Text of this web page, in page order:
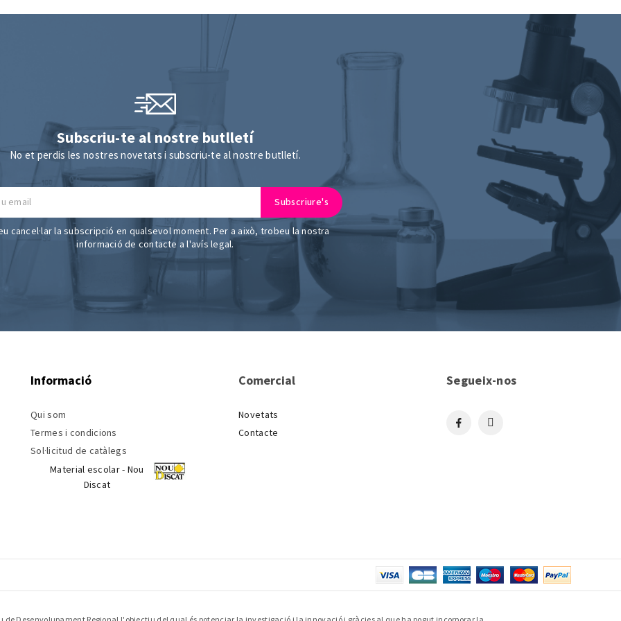
Subscriu-te al nostre butlletí
No et perdis les nostres novetats i subscriu-te al nostre butlletí.
cancel·lar la subscripció en qualsevol moment. Per a això, trobeu la nostra
informació de contacte a l'avís legal.
Informació
Qui som
Termes i condicions
Sol·licitud de catàlegs
Material escolar - Nou
Discat
Comercial
Novetats
Contacte
Segueix-nos